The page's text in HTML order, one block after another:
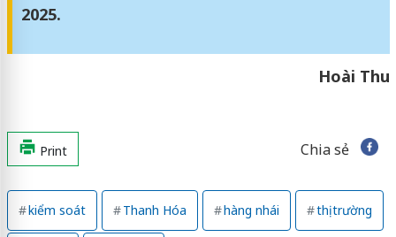
2025.
Hoài Thu
Print Chia sẻ
kiểm soát Thanh Hóa hàng nhái thị trường